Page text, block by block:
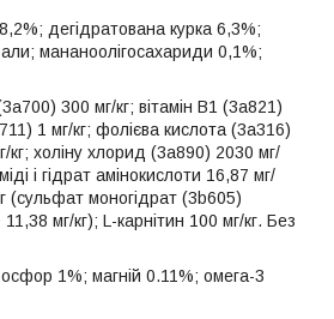
дегідратована курка 6,3%;
мананоолігосахариди 0,1%;
300 мг/кг; вітамін В1 (3а821)
1 мг/кг; фолієва кислота (3а316)
кг; холіну хлорид (3а890) 2030 мг/
і гідрат амінокислоти 16,87 мг/
(сульфат моногідрат (3b605)
мг/кг); L-карнітин 100 мг/кг. Без
1%; магній 0.11%; омега-3